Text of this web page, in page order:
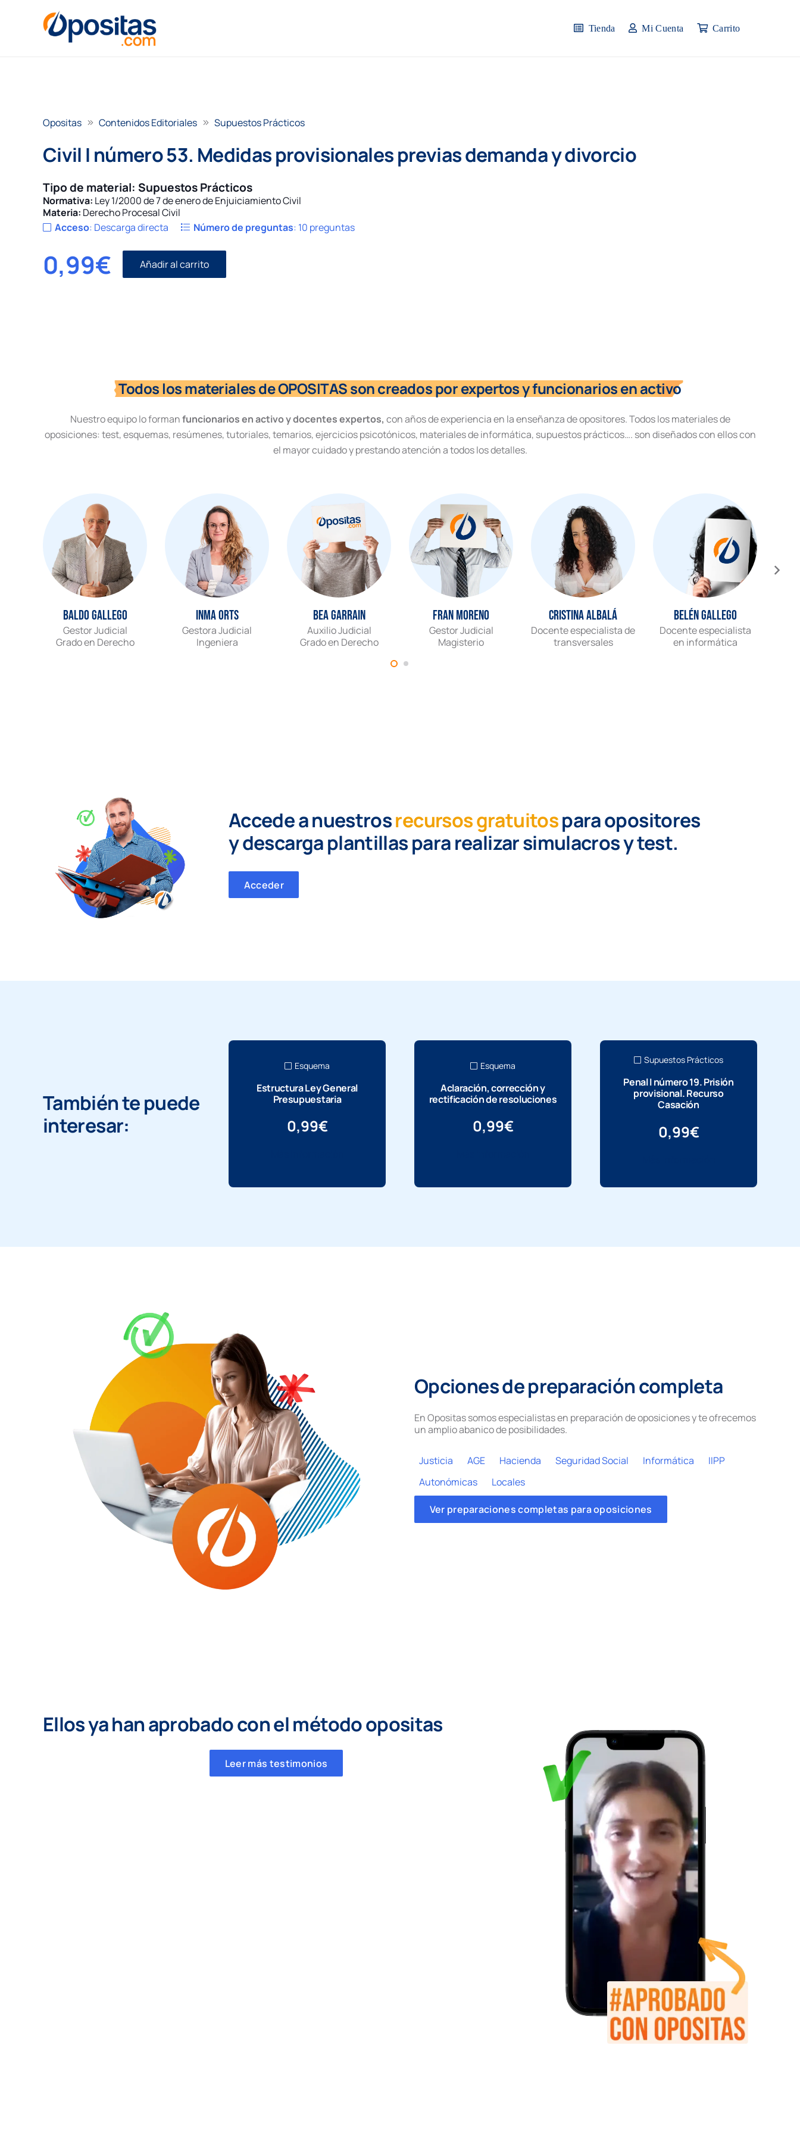
Tienda Mi Cuenta Carrito
Opositas Contenidos Editoriales Supuestos Prácticos
Civil I número 53. Medidas provisionales previas demanda y divorcio
Tipo de material: Supuestos Prácticos
Normativa: Ley 1/2000 de 7 de enero de Enjuiciamiento Civil
Materia: Derecho Procesal Civil
Acceso: Descarga directa Número de preguntas: 10 preguntas
0,99€
Civil
I
cantidad
Añadir al carrito
Todos los materiales de OPOSITAS son creados por expertos y funcionarios en activo
Nuestro equipo lo formanfuncionarios en activo y docentes expertos, con años de experiencia en la enseñanza de opositores. Todos los materiales de
oposiciones: test, esquemas, resúmenes, tutoriales, temarios, ejercicios psicotónicos, materiales de informática, supuestos prácticos…. son diseñados con ellos con
el mayor cuidado y prestando atención a todos los detalles.
Baldo Gallego
Gestor Judicial
Grado en Derecho
Inma Orts
Gestora Judicial
Ingeniera
Bea Garrain
Auxilio Judicial
Grado en Derecho
Fran Moreno
Gestor Judicial
Magisterio
Cristina Albalá
Docente especialista de
transversales
Belén Gallego
Docente especialista
en informática
Accede a nuestrosrecursos gratuitospara opositores
ydescarga plantillas para realizar simulacros y test.
Acceder
También te puede
interesar:
Esquema
Estructura Ley General
Presupuestaria
0,99€
Esquema
Aclaración, corrección y
rectificación de resoluciones
0,99€
Supuestos Prácticos
Penal I número 19. Prisión
provisional. Recurso
Casación
0,99€
Opciones de preparación completa
En Opositas somos especialistas en preparación de oposiciones y te ofrecemos
un amplio abanico de posibilidades.
Justicia AGE Hacienda Seguridad Social Informática
IIPP
Autonómicas
Locales
Ver preparaciones completas para oposiciones
Ellos ya han aprobado con el método opositas
Leer más testimonios